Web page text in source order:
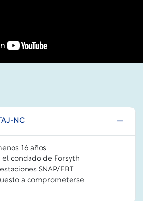
NC
16 años
el condado de Forsyth
SNAP/EBT
a comprometerse